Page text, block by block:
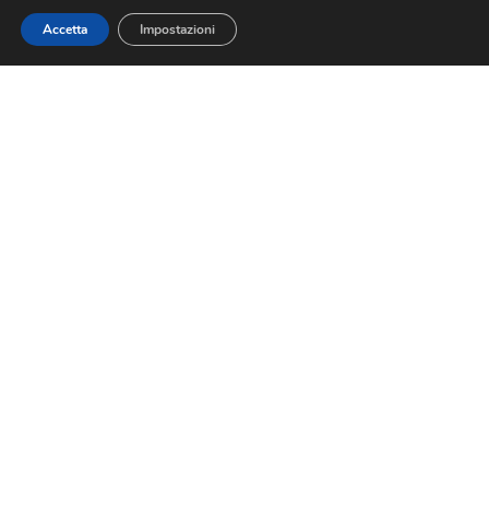
In Primo Piano
Accetta Impostazioni